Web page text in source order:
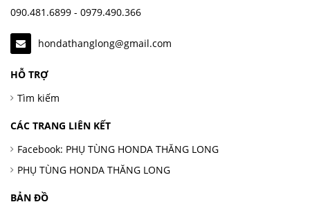
090.481.6899 - 0979.490.366
hondathanglong@gmail.com
HỖ TRỢ
Tìm kiếm
CÁC TRANG LIÊN KẾT
Facebook: PHỤ TÙNG HONDA THĂNG LONG
PHỤ TÙNG HONDA THĂNG LONG
BẢN ĐỒ